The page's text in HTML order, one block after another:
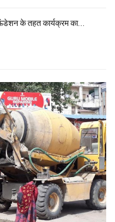
के तहत कार्यक्रम का…